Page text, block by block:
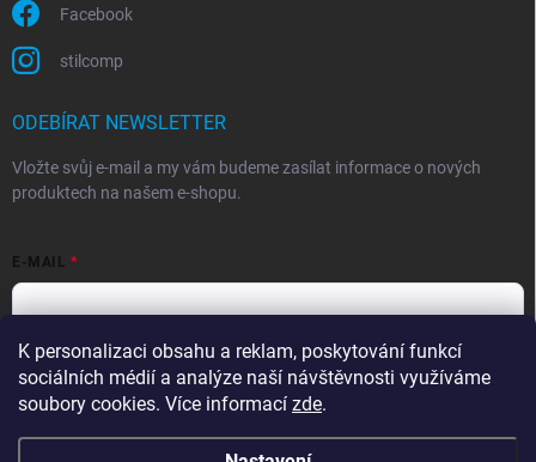
K personalizaci obsahu a reklam, poskytování funkcí
sociálních médií a analýze naší návštěvnosti využíváme
soubory cookies. Více informací zde.
Facebook
stilcomp
ODEBÍRAT NEWSLETTER
Vložte svůj e-mail a my vám budeme zasílat informace o nových
produktech na našem e-shopu.
E-MAIL
Souhlasím spodmínkami ochrany osobních údajů
Přihlásit se